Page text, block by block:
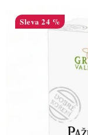
DEKORACE
POCHUTINY
24 %